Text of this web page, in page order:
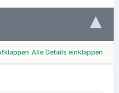
▾
Alle Details einklappen